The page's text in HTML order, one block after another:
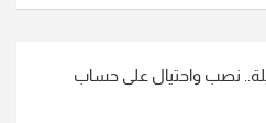
نصب واحتيال على حساب